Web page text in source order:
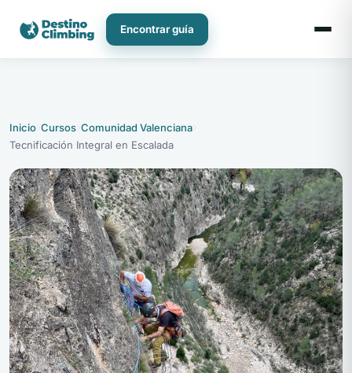
contenido
Encontrar guía
Inicio Cursos Comunidad Valenciana
Tecnificación Integral en Escalada